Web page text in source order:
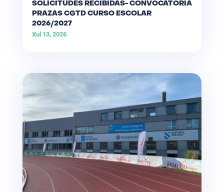
SOLICITUDES RECIBIDAS- CONVOCATORIA
PRAZAS CGTD CURSO ESCOLAR
2026/2027
Xul 13, 2026